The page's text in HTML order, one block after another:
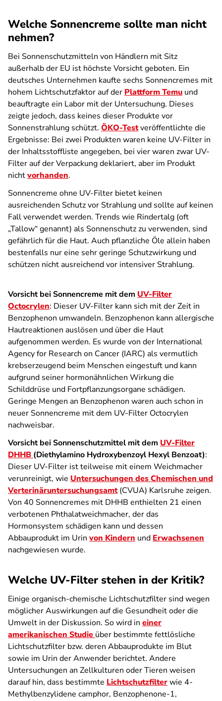
Welche Sonnencreme sollte man nicht
nehmen?
Bei Sonnenschutzmitteln von Händlern mit Sitz
außerhalb der EU ist höchste Vorsicht geboten. Ein
deutsches Unternehmen kaufte sechs Sonnencremes mit
hohem Lichtschutzfaktor auf der Plattform Temu und
beauftragte ein Labor mit der Untersuchung. Dieses
zeigte jedoch, dass keines dieser Produkte vor
Sonnenstrahlung schützt. ÖKO-Testveröffentlichte die
Ergebnisse: Bei zwei Produkten waren keine UV-Filter in
der Inhaltsstoffliste angegeben, bei vier waren zwar UV-
Filter auf der Verpackung deklariert, aber im Produkt
nichtvorhanden.
Sonnencreme ohne UV-Filter bietet keinen
ausreichenden Schutz vor Strahlung und sollte auf keinen
Fall verwendet werden. Trends wie Rindertalg (oft
„Tallow“ genannt) als Sonnenschutz zu verwenden, sind
gefährlich für die Haut. Auch pflanzliche Öle allein haben
bestenfalls nur eine sehr geringe Schutzwirkung und
schützen nicht ausreichend vor intensiver Strahlung.
Vorsicht bei Sonnencreme mit dem UV-Filter
Octocrylen: Dieser UV-Filter kann sich mit der Zeit in
Benzophenon umwandeln. Benzophenon kann allergische
Hautreaktionen auslösen und über die Haut
aufgenommen werden. Es wurde von der International
Agency for Research on Cancer (IARC) als vermutlich
krebserzeugend beim Menschen eingestuft und kann
aufgrund seiner hormonähnlichen Wirkung die
Schilddrüse und Fortpflanzungsorgane schädigen.
Geringe Mengen an Benzophenon waren auch schon in
neuer Sonnencreme mit dem UV-Filter Octocrylen
nachweisbar.
Vorsicht bei Sonnenschutzmittel mit dem UV-Filter
DHHB (Diethylamino Hydroxybenzoyl Hexyl Benzoat):
Dieser UV-Filter ist teilweise mit einem Weichmacher
verunreinigt, wie Untersuchungen des Chemischen und
Verterinäruntersuchungsamt(CVUA) Karlsruhe zeigen.
Von 40 Sonnencremes mit DHHB enthielten 21 einen
verbotenen Phthalatweichmacher, der das
Hormonsystem schädigen kann und dessen
Abbauprodukt im Urin von Kindern und Erwachsenen
nachgewiesen wurde.
Welche UV-Filter stehen in der Kritik?
Einige organisch-chemische Lichtschutzfilter sind wegen
möglicher Auswirkungen auf die Gesundheit oder die
Umwelt in der Diskussion. So wird in einer
amerikanischen Studie über bestimmte fettlösliche
Lichtschutzfilter bzw. deren Abbauprodukte im Blut
sowie im Urin der Anwender berichtet. Andere
Untersuchungen an Zellkulturen oder Tieren weisen
darauf hin, dass bestimmte Lichtschutzfilterwie 4-
Methylbenzylidene camphor, Benzophenone-1,